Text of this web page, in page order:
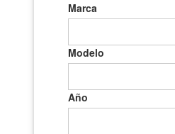
Marca
Modelo
Año